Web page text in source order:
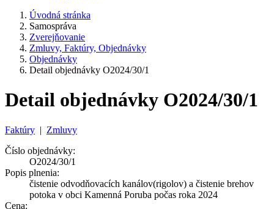
Úvodná stránka
Samospráva
Zverejňovanie
Zmluvy, Faktúry, Objednávky
Objednávky
Detail objednávky O2024/30/1
Detail objednávky O2024/30/1
Faktúry | Zmluvy
Číslo objednávky:
O2024/30/1
Popis plnenia:
čistenie odvodňovacích kanálov(rigolov) a čistenie brehov
potoka v obci Kamenná Poruba počas roka 2024
Cena: